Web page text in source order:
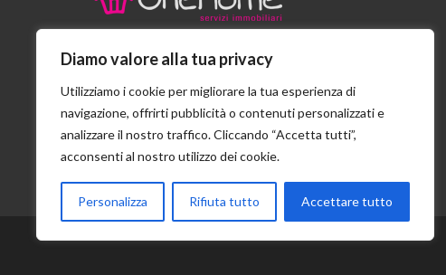
Diamo valore alla tua privacy
Utilizziamo i cookie per migliorare la tua esperienza di
navigazione, offrirti pubblicità o contenuti personalizzati e
analizzare il nostro traffico. Cliccando “Accetta tutti”,
acconsenti al nostro utilizzo dei cookie.
Personalizza Rifiuta tutto Accettare tutto
Stradello San Girolamo n.6/A - Parma
+39 0521 207301
info@onehomeimmobiliare.it